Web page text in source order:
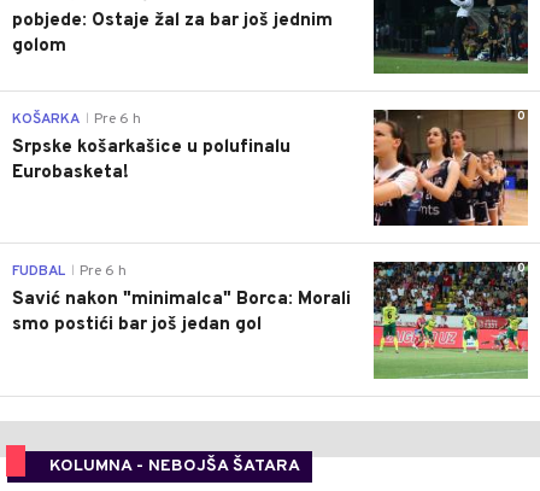
pobjede: Ostaje žal za bar još jednim
golom
0
KOŠARKA Pre 6 h
Srpske košarkašice u polufinalu
Eurobasketa!
0
FUDBAL Pre 6 h
Savić nakon "minimalca" Borca: Morali
smo postići bar još jedan gol
KOLUMNA - NEBOJŠA ŠATARA